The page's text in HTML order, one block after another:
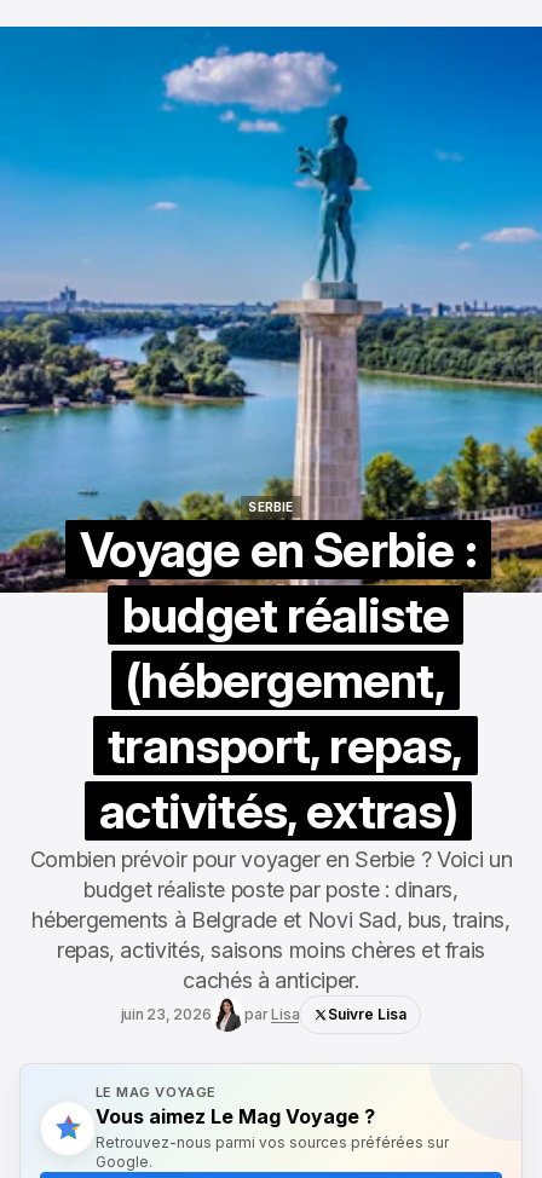
SERBIE
Voyage en Serbie :
budget réaliste
(hébergement,
transport, repas,
activités, extras)
Combien prévoir pour voyager en Serbie ? Voici un
budget réaliste poste par poste : dinars,
hébergements à Belgrade et Novi Sad, bus, trains,
repas, activités, saisons moins chères et frais
cachés à anticiper.
juin 23, 2026 parLisa Suivre Lisa
LE MAG VOYAGE
Vous aimez Le Mag Voyage ?
Retrouvez-nous parmi vos sources préférées sur
Google.